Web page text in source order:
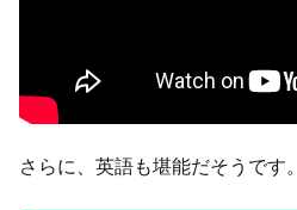
さらに、英語も堪能だそうです。